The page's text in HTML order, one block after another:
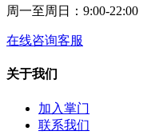
周一至周日：9:00-22:00
在线咨询客服
关于我们
加入掌门
联系我们